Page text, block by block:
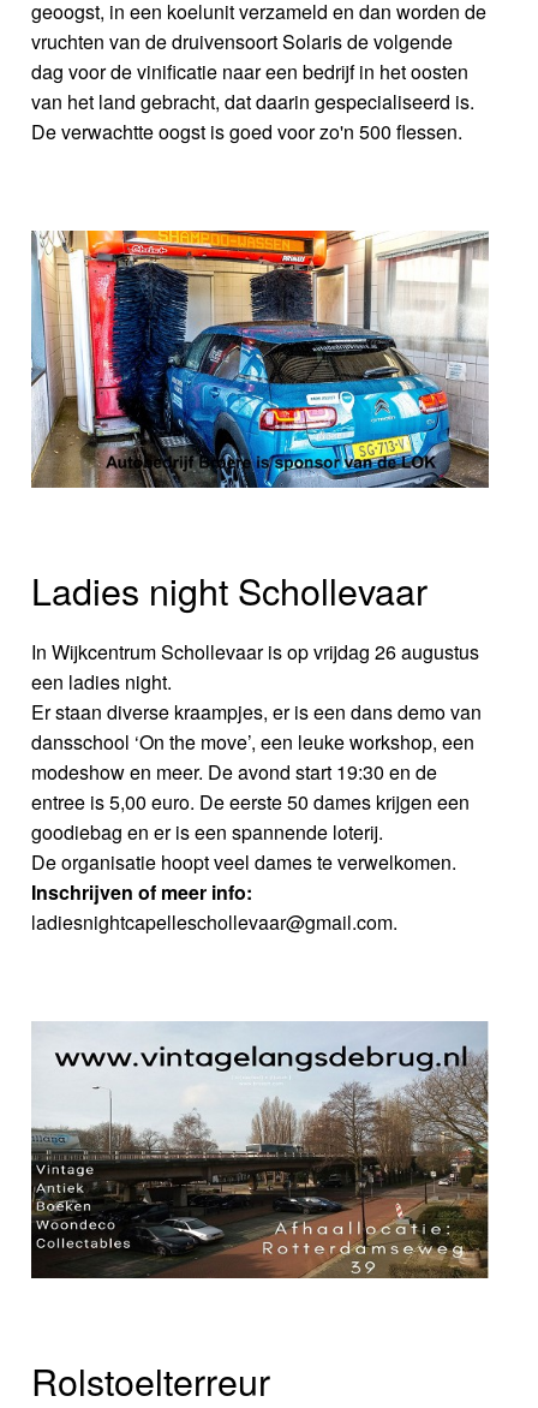
geoogst, in een koelunit verzameld en dan worden de
vruchten van de druivensoort Solaris de volgende
dag voor de vinificatie naar een bedrijf in het oosten
van het land gebracht, dat daarin gespecialiseerd is.
De verwachtte oogst is goed voor zo'n 500 flessen.
Ladies night Schollevaar
In Wijkcentrum Schollevaar is op vrijdag 26 augustus
een ladies night.
Er staan diverse kraampjes, er is een dans demo van
dansschool ‘On the move’, een leuke workshop, een
modeshow en meer. De avond start 19:30 en de
entree is 5,00 euro. De eerste 50 dames krijgen een
goodiebag en er is een spannende loterij.
De organisatie hoopt veel dames te verwelkomen.
Inschrijven of meer info:
ladiesnightcapelleschollevaar@gmail.com.
Rolstoelterreur